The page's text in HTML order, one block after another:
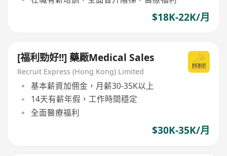
$18K-22K/月
[福利勁好!!] 藥厰Medical Sales
Recruit Express (Hong Kong) Limited
基本薪資加佣金，月薪30-35K以上
14天有薪年假，工作時間穩定
全面醫療福利
$30K-35K/月